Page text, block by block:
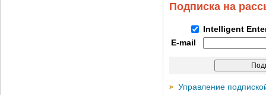
Подписка на
Intelligent
E-mail
Управление